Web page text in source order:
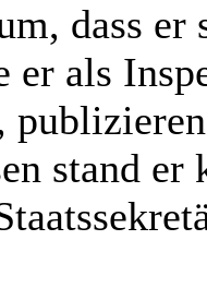
dass er
er als
stand